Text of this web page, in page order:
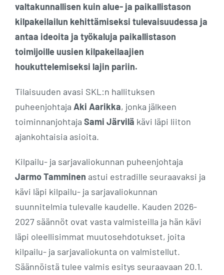
valtakunnallisen kuin alue- ja paikallistason
kilpakeilailun kehittämiseksi tulevaisuudessa ja
antaa ideoita ja työkaluja paikallistason
toimijoille uusien kilpakeilaajien
houkuttelemiseksi lajin pariin.
Tilaisuuden avasi SKL:n hallituksen
puheenjohtaja Aki Aarikka, jonka jälkeen
toiminnanjohtaja Sami Järvilä kävi läpi liiton
ajankohtaisia asioita.
Kilpailu- ja sarjavaliokunnan puheenjohtaja
Jarmo Tamminen astui estradille seuraavaksi ja
kävi läpi kilpailu- ja sarjavaliokunnan
suunnitelmia tulevalle kaudelle. Kauden 2026-
2027 säännöt ovat vasta valmisteilla ja hän kävi
läpi oleellisimmat muutosehdotukset, joita
kilpailu- ja sarjavaliokunta on valmistellut.
Säännöistä tulee valmis esitys seuraavaan 20.1.